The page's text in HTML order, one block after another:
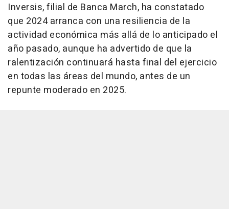
Inversis, filial de Banca March, ha constatado
que 2024 arranca con una resiliencia de la
actividad económica más allá de lo anticipado el
año pasado, aunque ha advertido de que la
ralentización continuará hasta final del ejercicio
en todas las áreas del mundo, antes de un
repunte moderado en 2025.